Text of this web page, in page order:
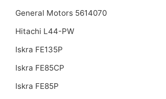
General Motors 5614070
Hitachi L44-PW
Iskra FE135P
Iskra FE85CP
Iskra FE85P